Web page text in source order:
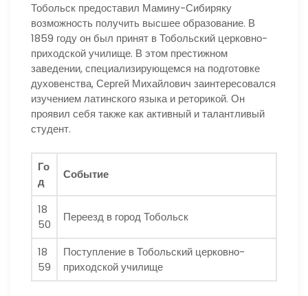
Тобольск предоставил Мамину-Сибиряку
возможность получить высшее образование. В
1859 году он был принят в Тобольский церковно-
приходской училище. В этом престижном
заведении, специализирующемся на подготовке
духовенства, Сергей Михайлович заинтересовался
изучением латинского языка и реторикой. Он
проявил себя также как активный и талантливый
студент.
Го
д
Событие
18
50
Переезд в город Тобольск
18
59
Поступление в Тобольский церковно-
приходской училище